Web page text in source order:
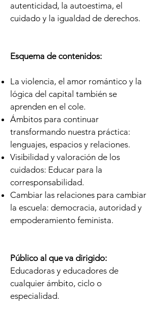
autenticidad, la autoestima, el
cuidado y la igualdad de derechos.
Esquema de contenidos:
La violencia, el amor romántico y la
lógica del capital también se
aprenden en el cole.
Ámbitos para continuar
transformando nuestra práctica:
lenguajes, espacios y relaciones.
Visibilidad y valoración de los
cuidados: Educar para la
corresponsabilidad.
Cambiar las relaciones para cambiar
la escuela: democracia, autoridad y
empoderamiento feminista.
Público al que va dirigido:
Educadoras y educadores de
cualquier ámbito, ciclo o
especialidad.